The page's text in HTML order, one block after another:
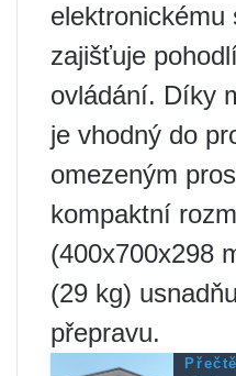
zajišťuje
ovládání. Díky
je vhodný do
omezeným
kompaktní
(400x700x298
(29 kg)
přepravu.